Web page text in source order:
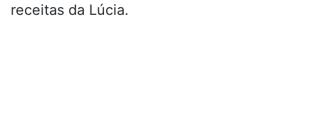
receitas da Lúcia.